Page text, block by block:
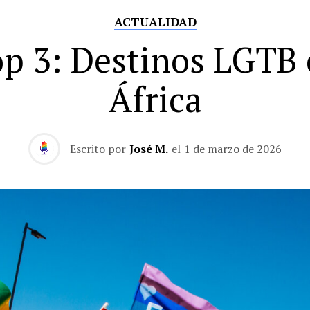
ACTUALIDAD
3: Destinos LGTB
África
Escrito por José M. el 1 de marzo de 2026